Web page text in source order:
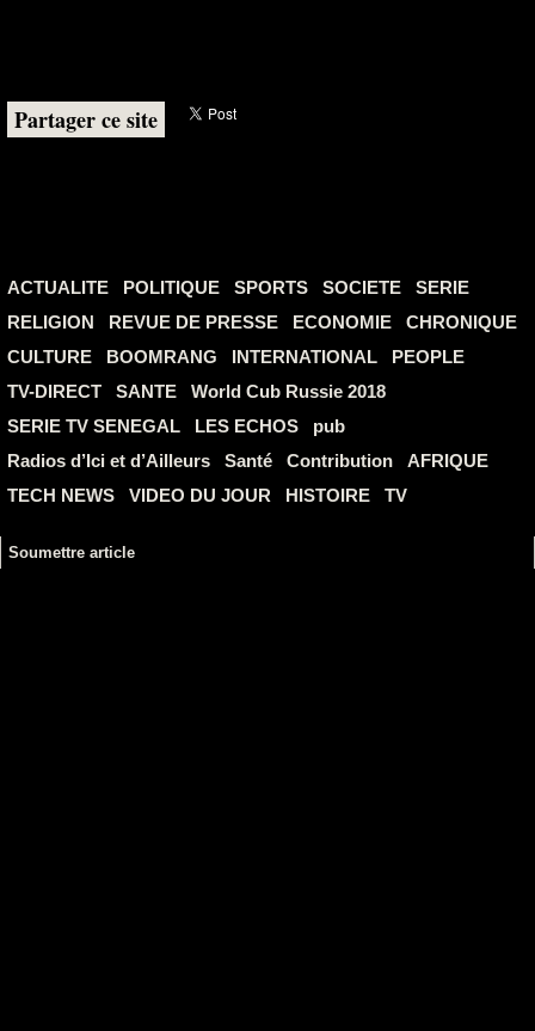
Partager ce site
ACTUALITE POLITIQUE SPORTS SOCIETE
SERIE
RELIGION
REVUE DE PRESSE ECONOMIE
CHRONIQUE
CULTURE
BOOMRANG INTERNATIONAL
PEOPLE
TV-DIRECT
SANTE
World Cub Russie 2018
SERIE TV SENEGAL
LES ECHOS
pub
Radios d’Ici et d’Ailleurs
Santé Contribution
AFRIQUE
TECH NEWS
VIDEO DU JOUR HISTOIRE TV
Soumettre article